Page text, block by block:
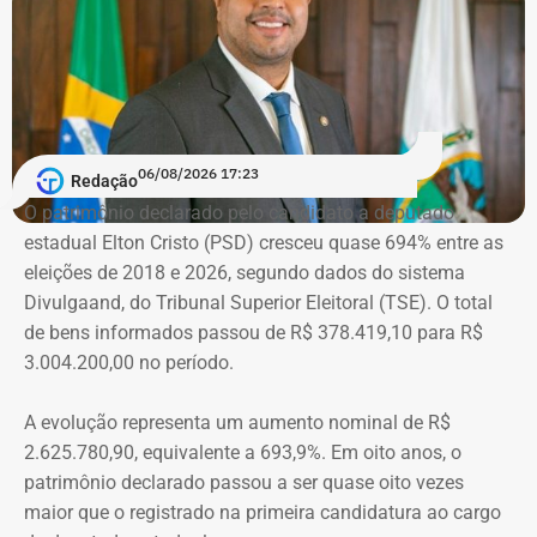
sofria do ex-marido, o empresário e ex-diplomata Sérgio
Schiller Thompson-Flores. Em setembro do ano seguinte,
a Justiça do Rio o condenou a três anos de prisão em
regime semiaberto.
Em conversa com o TEMPO REAL RJ, Cristiane analisa o
que ainda falta às mulheres na hora de denunciar os
companheiros por violência doméstica.
“Creio que duas coisas ainda impedem as mulheres de
seguirem adiante nesta batalha. A vergonha e o medo.
Porque é necessário ter mais do que coragem para seguir
adiante no enfrentamento à violência doméstica. Pois
primeiro é o temor de continuar viva e estar ao lado do
agressor. E o outro é o que vai acontecer com ela depois
que a denúncia for feita. Afinal, há o receio que alguma
brecha legal permita que o agressor, de alguma forma,
Redação06/08/2026 17:23
O patrimônio declarado pelo candidato a deputado
estadual Elton Cristo (PSD) cresceu quase 694% entre as
eleições de 2018 e 2026, segundo dados do sistema
Divulgaand, do Tribunal Superior Eleitoral (TSE). O total
de bens informados passou de R$ 378.419,10 para R$
3.004.200,00 no período.
A evolução representa um aumento nominal de R$
2.625.780,90, equivalente a 693,9%. Em oito anos, o
patrimônio declarado passou a ser quase oito vezes
maior que o registrado na primeira candidatura ao cargo